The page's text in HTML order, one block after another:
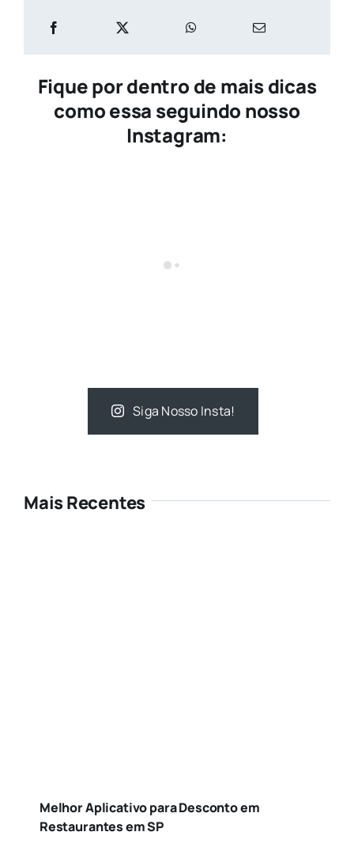
Fique por dentro de mais dicas
como essa seguindo nosso
Instagram:
Siga Nosso Insta!
Mais Recentes
Melhor Aplicativo para Desconto em
Restaurantes em SP